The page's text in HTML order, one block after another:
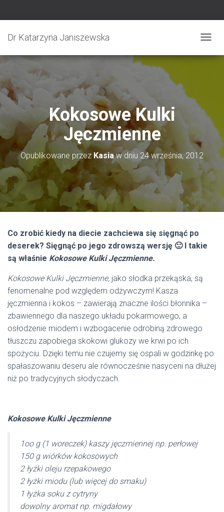
Dr Katarzyna Janiszewska
R
Z
A
Kokosowe Kulki
Jęczmienne
Opublikowane przezKasiaw dniu 24 września, 2012
Co zrobić kiedy na diecie zachciewa się sięgnąć po
deserek? Sięgnąć po jego zdrowszą wersję 🙂 I takie
są właśnie Kokosowe Kulki Jęczmienne.
Kokosowe Kulki Jęczmienne, jako słodka przekąska, są
fenomenalne pod względem odżywczym! Kasza
jęczmienna i kokos – zawierają znaczne ilości błonnika –
zbawiennego dla naszego układu pokarmowego, a
osłodzenie miodem i wzbogacenie odrobiną zdrowego
tłuszczu zapobiega skokowi glukozy we krwi po ich
spożyciu. Dzięki temu nie czujemy się ospali w godzinkę po
spałaszowaniu deseru ale równocześnie nasyceni na dłużej
niż po tradycyjnych słodyczach.
Kokosowe Kulki Jęczmienne
1oo g (1 woreczek) kaszy jęczmiennejnp. perłowej
150 g wiórków kokosowych
2 łyżki oleju rzepakowego
2 łyżki miodu (lub więcej do smaku)
1 łyżka soku z cytryny
dowolny aromatnp. migdałowy